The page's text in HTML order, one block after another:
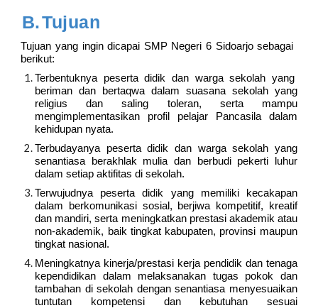
B.Tujuan
Tujuan yang ingin dicapai SMP Negeri 6 Sidoarjo sebagai
berikut:
Terbentuknya peserta didik dan warga sekolah yang
beriman dan bertaqwa dalam suasana sekolah yang
religius dan saling toleran, serta mampu
mengimplementasikan profil pelajar Pancasila dalam
kehidupan nyata.
Terbudayanya peserta didik dan warga sekolah yang
senantiasa berakhlak mulia dan berbudi pekerti luhur
dalam setiap aktifitas di sekolah.
Terwujudnya peserta didik yang memiliki kecakapan
dalam berkomunikasi sosial, berjiwa kompetitif, kreatif
dan mandiri, serta meningkatkan prestasi akademik atau
non-akademik, baik tingkat kabupaten, provinsi maupun
tingkat nasional.
Meningkatnya kinerja/prestasi kerja pendidik dan tenaga
kependidikan dalam melaksanakan tugas pokok dan
tambahan di sekolah dengan senantiasa menyesuaikan
tuntutan kompetensi dan kebutuhan sesuai